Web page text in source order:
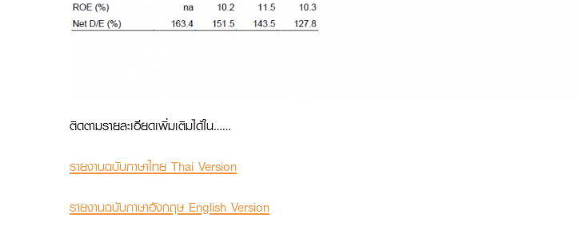
ติดตามรายละเอียดเพิ่มเติมได้ใน……
รายงานฉบับภาษาไทย Thai Version
รายงานฉบับภาษาอังกฤษ English Version